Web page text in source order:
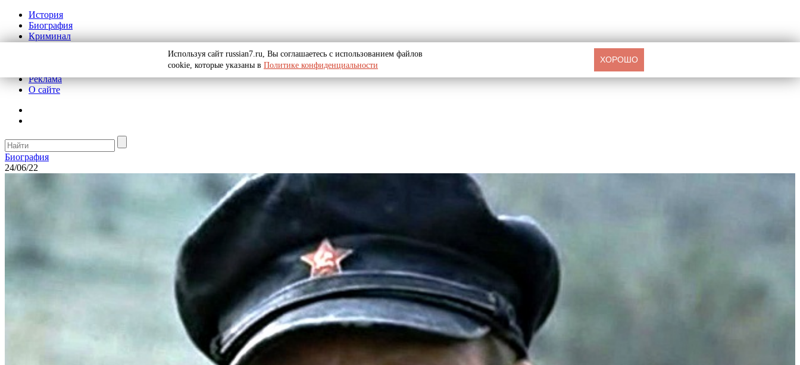
История
Биография
Криминал
Реклама
О сайте
Биография
24/06/22
Используя сайт russian7.ru, Вы соглашаетесь с использованием файлов
cookie, которые указаны в Политике конфиденциальности
ХОРОШО